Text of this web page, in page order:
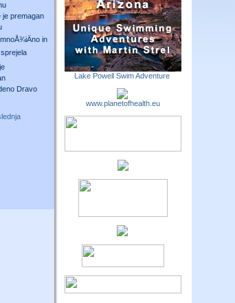
je premagan
in
sprejela
Dravo
Lake Powell Swim Adventure
www.planetofhealth.eu